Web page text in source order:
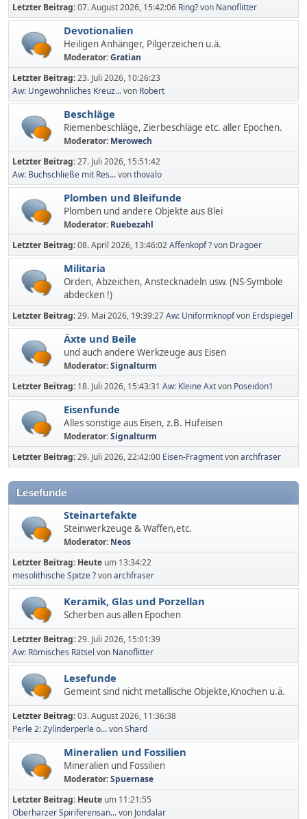
Letzter Beitrag:07. August 2026, 15:42:06 Ring?von Nanoflitter
Devotionalien
Heiligen Anhänger, Pilgerzeichen u.ä.
Moderator:Gratian
Letzter Beitrag:23. Juli 2026, 10:26:23
Aw: Ungewöhnliches Kreuz...von Robert
Beschläge
Riemenbeschläge, Zierbeschläge etc. aller Epochen.
Moderator: Merowech
Letzter Beitrag:27. Juli 2026, 15:51:42
Aw: Buchschließe mit Res...vonthovalo
Plomben und Bleifunde
Plomben und andere Objekte aus Blei
Moderator: Ruebezahl
Letzter Beitrag:08. April 2026, 13:46:02Affenkopf ?von Dragoer
Militaria
Orden, Abzeichen, Anstecknadeln usw. (NS-Symbole
abdecken !)
Letzter Beitrag:29. Mai 2026, 19:39:27Aw: Uniformknopfvon Erdspiegel
Äxte und Beile
und auch andere Werkzeuge aus Eisen
Moderator:Signalturm
Letzter Beitrag: 18. Juli 2026, 15:43:31 Aw: Kleine Axtvon Poseidon1
Eisenfunde
Alles sonstige aus Eisen, z.B. Hufeisen
Moderator:Signalturm
Letzter Beitrag:29. Juli 2026, 22:42:00 Eisen-Fragmentvonarchfraser
Lesefunde
Steinartefakte
Steinwerkzeuge & Waffen,etc.
Moderator: Neos
Letzter Beitrag: Heute um 13:34:22
mesolithische Spitze ?vonarchfraser
Keramik, Glas und Porzellan
Scherben aus allen Epochen
Letzter Beitrag:29. Juli 2026, 15:01:39
Aw: Römisches Rätsel von Nanoflitter
Lesefunde
Gemeint sind nicht metallische Objekte,Knochen u.ä.
Letzter Beitrag:03. August 2026, 11:36:38
Perle 2: Zylinderperle o...vonShard
Mineralien und Fossilien
Mineralien und Fossilien
Moderator:Spuernase
Letzter Beitrag: Heute um 11:21:55
Oberharzer Spiriferensan...von Jondalar